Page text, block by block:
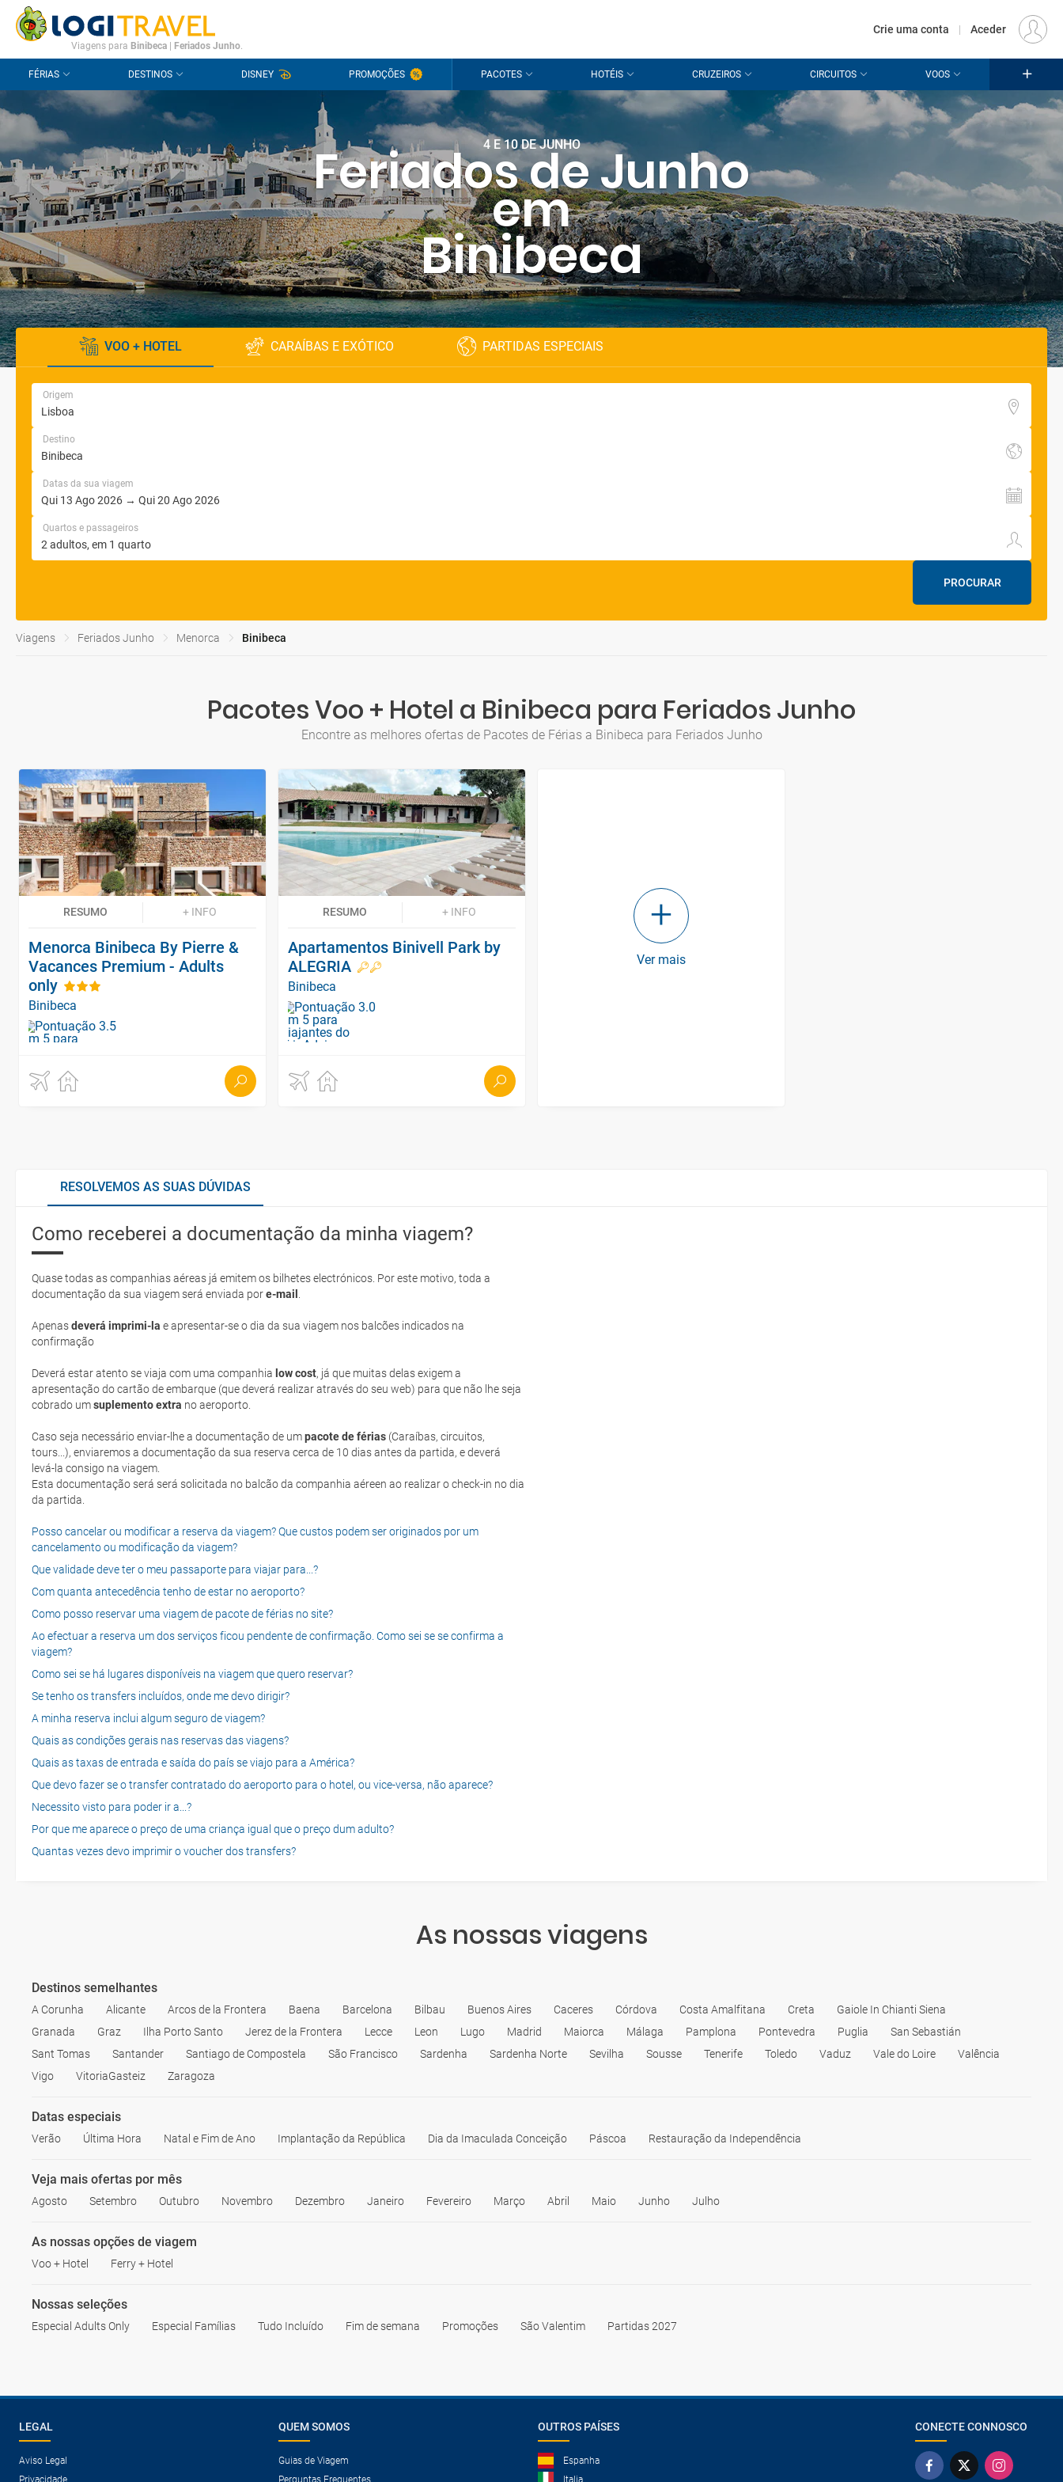
CONTACTO PERGUNTAS FREQUENTES EUR
Viagens para Binibeca Feriados Junho.
Crie uma conta | Aceder
FÉRIAS DESTINOS DISNEY PROMOÇÕES PACOTES HOTÉIS CRUZEIROS CIRCUITOS VOOS
4 E 10 DE JUNHO
Feriados de Junho
em
Binibeca
VOO + HOTEL CARAÍBAS E EXÓTICO PARTIDAS ESPECIAIS
Origem
Destino
Datas da sua viagem
Quartos e passageiros
PROCURAR
Viagens Feriados Junho Menorca Binibeca
Pacotes Voo + Hotel a Binibeca para Feriados Junho
Encontre as melhores ofertas de Pacotes de Férias a Binibeca para Feriados Junho
RESUMO + INFO
Menorca Binibeca By Pierre &
Vacances Premium - Adults
only
Binibeca
RESUMO + INFO
Apartamentos Binivell Park by
ALEGRIA
Binibeca
Ver mais
RESOLVEMOS AS SUAS DÚVIDAS
Como receberei a documentação da minha viagem?
Quase todas as companhias aéreas já emitem os bilhetes electrónicos. Por este motivo, toda a
documentação da sua viagem será enviada pore-mail
Apenasdeverá imprimi-la e apresentar-se o dia da sua viagem nos balcões indicados na
confirmação
Deverá estar atento se viaja com uma companhia low cost, já que muitas delas exigem a
apresentação do cartão de embarque (que deverá realizar através do seu web) para que não lhe seja
cobrado umsuplemento extra no aeroporto.
Caso seja necessário enviar-lhe a documentação de umpacote de férias (Caraíbas, circuitos,
tours...), enviaremos a documentação da sua reserva cerca de 10 dias antes da partida, e deverá
levá-la consigo na viagem.
Esta documentação será será solicitada no balcão da companhia aéreen ao realizar o check-in no dia
da partida.
Posso cancelar ou modificar a reserva da viagem? Que custos podem ser originados por um
cancelamento ou modificação da viagem?
Que validade deve ter o meu passaporte para viajar para...?
Com quanta antecedência tenho de estar no aeroporto?
Como posso reservar uma viagem de pacote de férias no site?
Ao efectuar a reserva um dos serviços ficou pendente de confirmação. Como sei se se confirma a
viagem?
Como sei se há lugares disponíveis na viagem que quero reservar?
Se tenho os transfers incluídos, onde me devo dirigir?
A minha reserva inclui algum seguro de viagem?
Quais as condições gerais nas reservas das viagens?
Quais as taxas de entrada e saída do país se viajo para a América?
Que devo fazer se o transfer contratado do aeroporto para o hotel, ou vice-versa, não aparece?
Necessito visto para poder ir a...?
Por que me aparece o preço de uma criança igual que o preço dum adulto?
Quantas vezes devo imprimir o voucher dos transfers?
As nossas viagens
Destinos semelhantes
A Corunha Alicante Arcos de la Frontera Baena Barcelona Bilbau Buenos Aires Caceres Córdova Costa Amalfitana Creta
Gaiole In Chianti Siena
Granada
Graz Ilha Porto Santo Jerez de la Frontera Lecce Leon Lugo Madrid Maiorca Málaga Pamplona Pontevedra Puglia
San Sebastián
Sant Tomas
Santander Santiago de Compostela São Francisco Sardenha Sardenha Norte Sevilha Sousse Tenerife Toledo Vaduz Vale do Loire
Valência
Vigo
VitoriaGasteiz Zaragoza
Datas especiais
Verão Última Hora Natal e Fim de Ano Implantação da República Dia da Imaculada Conceição Páscoa Restauração da Independência
Veja mais ofertas por mês
Agosto Setembro Outubro Novembro Dezembro Janeiro Fevereiro Março Abril Maio Junho Julho
As nossas opções de viagem
Voo + Hotel Ferry + Hotel
Nossas seleções
Especial Adults Only Especial Famílias Tudo Incluído Fim de semana Promoções São Valentim Partidas 2027
LEGAL
Aviso Legal
Privacidade
QUEM SOMOS
Guias de Viagem
Perguntas Frequentes
OUTROS PAÍSES
Espanha
Italia
CONECTE CONNOSCO